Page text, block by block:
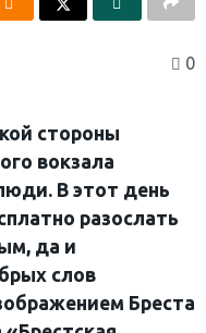
0
стороны
вокзала
В этот день
разослать
да и
слов
Бреста